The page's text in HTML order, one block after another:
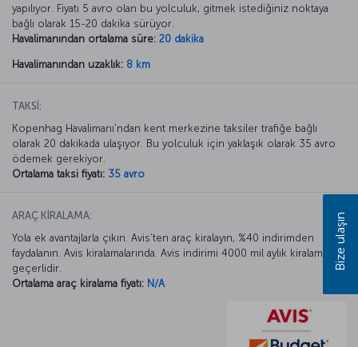
yapılıyor. Fiyatı 5 avro olan bu yolculuk, gitmek istediğiniz noktaya
bağlı olarak 15-20 dakika sürüyor.
Havalimanından ortalama süre: 20 dakika
Havalimanından uzaklık: 8 km
TAKSİ:
Kopenhag Havalimanı’ndan kent merkezine taksiler trafiğe bağlı
olarak 20 dakikada ulaşıyor. Bu yolculuk için yaklaşık olarak 35 avro
ödemek gerekiyor.
Ortalama taksi fiyatı: 35 avro
ARAÇ KİRALAMA:
Yola ek avantajlarla çıkın. Avis’ten araç kiralayın, %40 indirimden
faydalanın. Avis kiralamalarında. Avis indirimi 4000 mil aylık kiralamada
geçerlidir.
Ortalama araç kiralama fiyatı: N/A
Bize ulaşın